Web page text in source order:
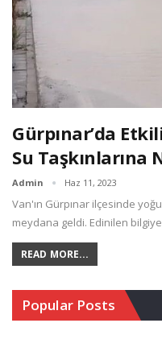
Gürpınar’da
Su Taşkınlarına
Admin Haz 11, 2023
Van'ın Gürpınar ilçesinde
meydana geldi. Edinilen
READ MORE...
Popular Posts